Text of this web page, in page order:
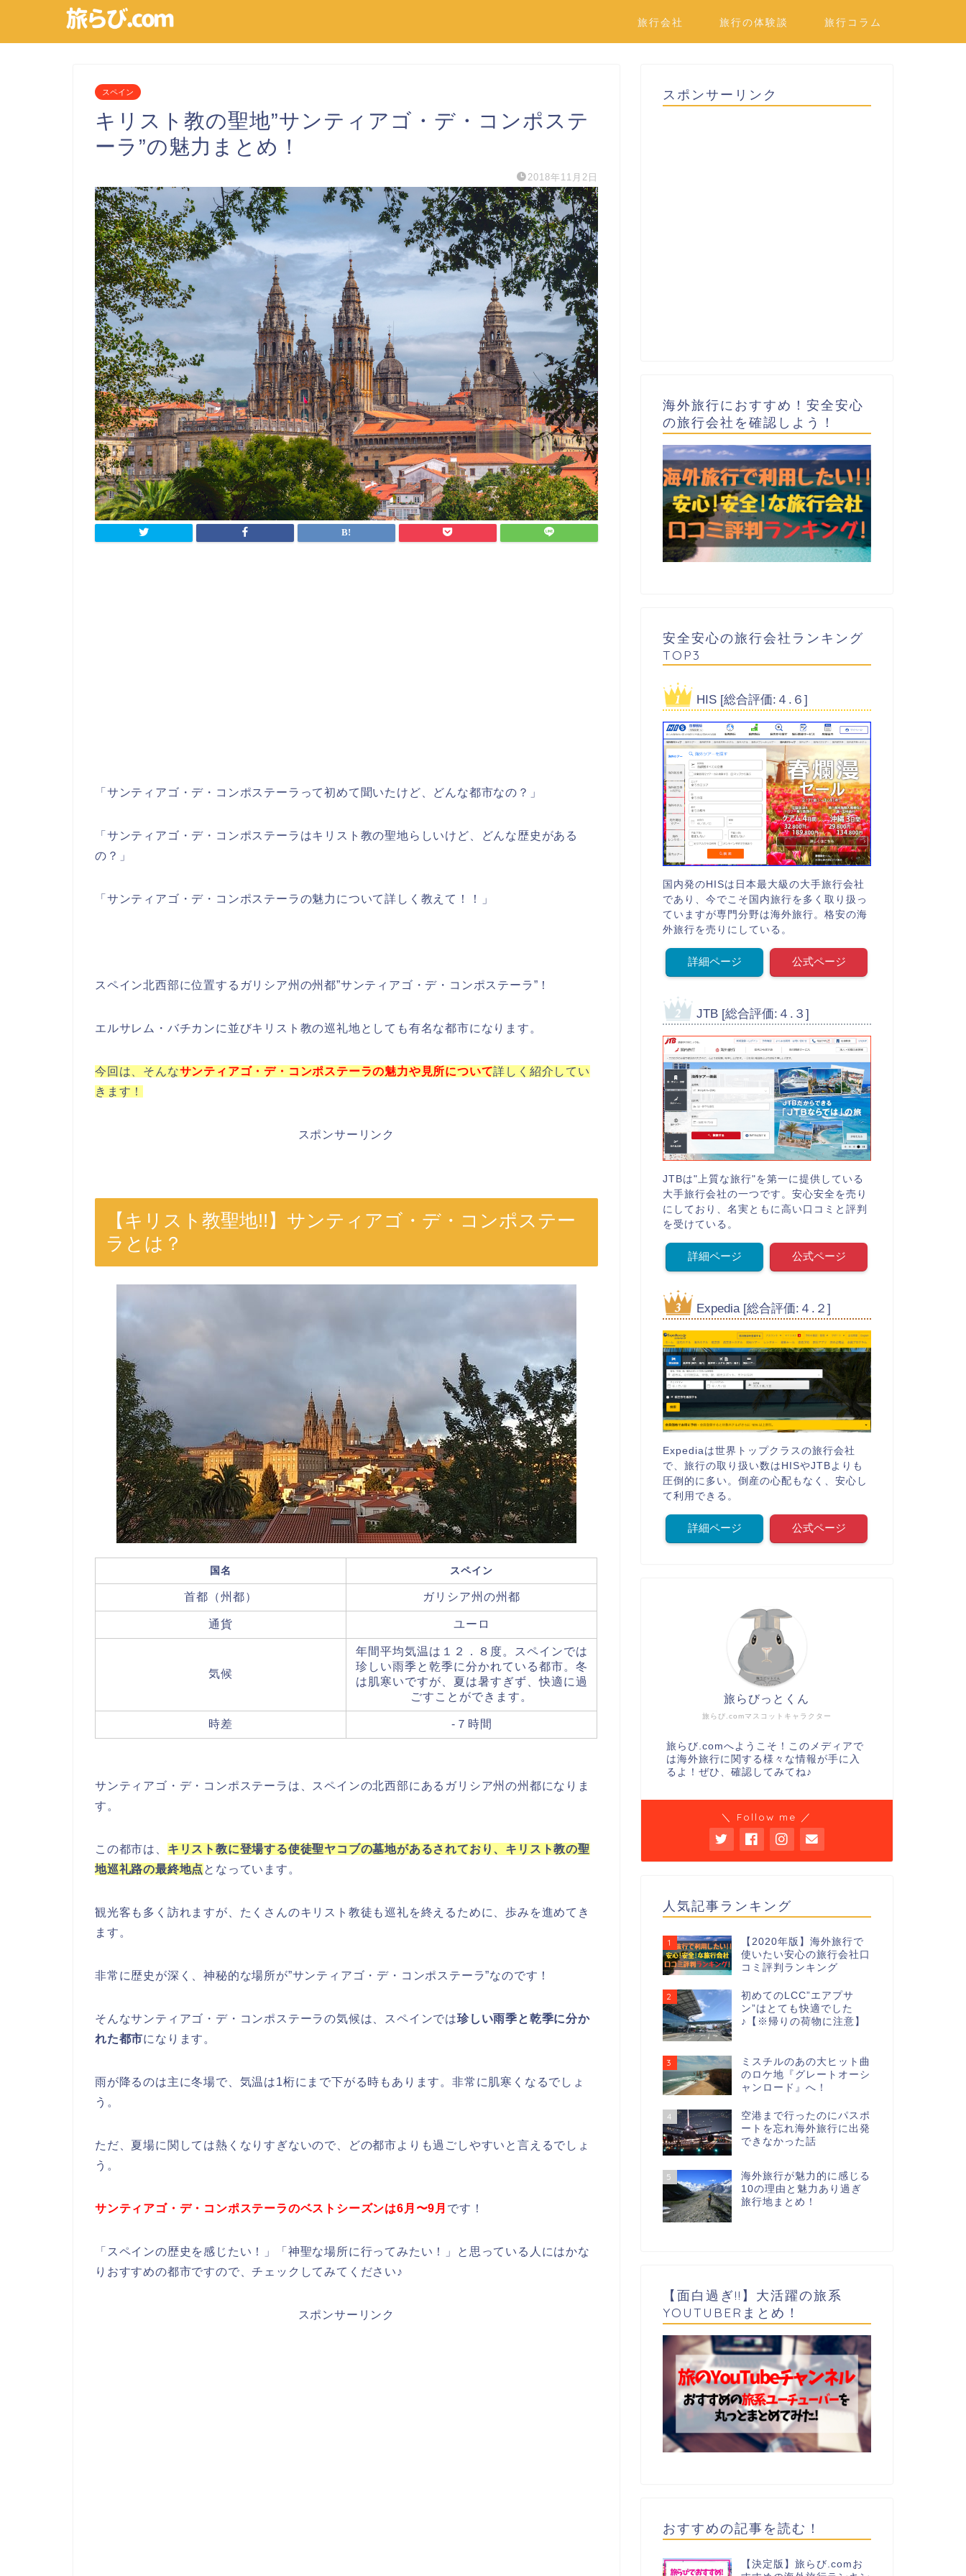
旅行会社 旅行の体験談 旅行コラム
スペイン
キリスト教の聖地”サンティアゴ・デ・コンポステ
ーラ”の魅力まとめ！
2018年11月2日
「サンティアゴ・デ・コンポステーラって初めて聞いたけど、どんな都市なの？」
「サンティアゴ・デ・コンポステーラはキリスト教の聖地らしいけど、どんな歴史がある
の？」
「サンティアゴ・デ・コンポステーラの魅力について詳しく教えて！！」
スペイン北西部に位置するガリシア州の州都”サンティアゴ・デ・コンポステーラ”！
エルサレム・バチカンに並びキリスト教の巡礼地としても有名な都市になります。
今回は、そんなサンティアゴ・デ・コンポステーラの魅力や見所について詳しく紹介してい
きます！
スポンサーリンク
【キリスト教聖地!!】サンティアゴ・デ・コンポステー
ラとは？
国名 スペイン
首都（州都） ガリシア州の州都
通貨 ユーロ
気候
年間平均気温は１２．８度。スペインでは
珍しい雨季と乾季に分かれている都市。冬
は肌寒いですが、夏は暑すぎず、快適に過
ごすことができます。
時差 -７時間
サンティアゴ・デ・コンポステーラは、スペインの北西部にあるガリシア州の州都になりま
す。
この都市は、 キリスト教に登場する使徒聖ヤコブの墓地があるされており、キリスト教の聖
地巡礼路の最終地点 となっています。
観光客も多く訪れますが、たくさんのキリスト教徒も巡礼を終えるために、歩みを進めてき
ます。
非常に歴史が深く、神秘的な場所が”サンティアゴ・デ・コンポステーラ”なのです！
そんなサンティアゴ・デ・コンポステーラの気候は、スペインでは珍しい雨季と乾季に分か
れた都市になります。
雨が降るのは主に冬場で、気温は1桁にまで下がる時もあります。非常に肌寒くなるでしょ
う。
ただ、夏場に関しては熱くなりすぎないので、どの都市よりも過ごしやすいと言えるでしょ
う。
サンティアゴ・デ・コンポステーラのベストシーズンは6月〜9月 です！
「スペインの歴史を感じたい！」「神聖な場所に行ってみたい！」と思っている人にはかな
りおすすめの都市ですので、チェックしてみてください♪
スポンサーリンク
スポンサーリンク
海外旅行におすすめ！安全安心
の旅行会社を確認しよう！
安全安心の旅行会社ランキング
TOP3
HIS [総合評価:４.６]
国内発のHISは日本最大級の大手旅行会社
であり、今でこそ国内旅行を多く取り扱っ
ていますが専門分野は海外旅行。格安の海
外旅行を売りにしている。
詳細ページ 公式ページ
JTB [総合評価:４.３]
JTBは"上質な旅行"を第一に提供している
大手旅行会社の一つです。安心安全を売り
にしており、名実ともに高い口コミと評判
を受けている。
詳細ページ 公式ページ
Expedia [総合評価:４.２]
Expediaは世界トップクラスの旅行会社
で、旅行の取り扱い数はHISやJTBよりも
圧倒的に多い。倒産の心配もなく、安心し
て利用できる。
詳細ページ 公式ページ
旅らび.comマスコットキャラクター
旅らびっとくん
旅らび.comへようこそ！このメディアで
は海外旅行に関する様々な情報が手に入
るよ！ぜひ、確認してみてね♪
＼ Follow me ／
人気記事ランキング
1
【2020年版】海外旅行で
使いたい安心の旅行会社口
コミ評判ランキング
2
初めてのLCC”エアプサ
ン”はとても快適でした
♪【※帰りの荷物に注意】
3
ミスチルのあの大ヒット曲
のロケ地『グレートオーシ
ャンロード』へ！
4
空港まで行ったのにパスポ
ートを忘れ海外旅行に出発
できなかった話
5
海外旅行が魅力的に感じる
10の理由と魅力あり過ぎ
旅行地まとめ！
【面白過ぎ!!】大活躍の旅系
YOUTUBERまとめ！
おすすめの記事を読む！
【決定版】旅らび.comお